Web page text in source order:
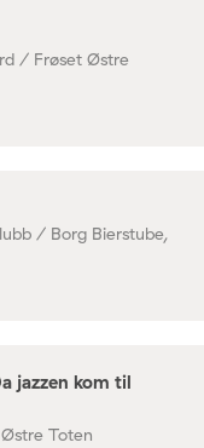
/ Frøset Østre
/ Borg Bierstube,
jazzen kom til
Toten